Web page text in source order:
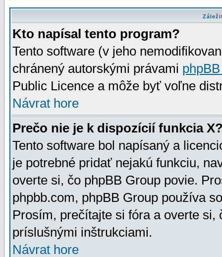
Kto napísal tento program?
Tento software (v jeho
chránený autorskými právami
Public Licence a môže byť voľne
Návrat hore
Prečo nie je k dispozícií funkcia
Tento software bol napísaný a
je potrebné pridať nejakú funkciu,
overte si, čo phpBB Group povie.
phpbb.com, phpBB Group používa
Prosím, prečítajte si fóra a overte
príslušnými inštrukciami.
Návrat hore